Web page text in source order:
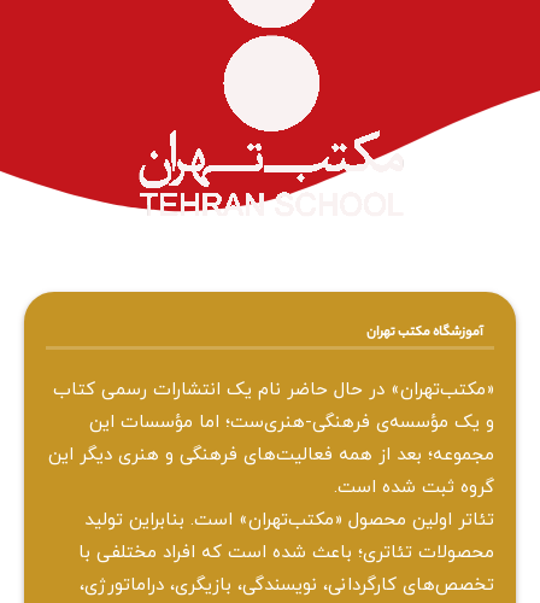
آموزشگاه مکتب تهران
«مکتب‌تهران» در حال حاضر نام یک انتشارات رسمی کتاب
و یک مؤسسه‌ی فرهنگی-هنری‌ست؛ اما مؤسسات این
مجموعه؛ بعد از همه‌ فعالیت‌های فرهنگی و هنری دیگر این
گروه ثبت شده است.
تئاتر اولین محصول «مکتب‌تهران» است. بنابراین تولید
محصولات تئاتری؛ باعث شده است که افراد مختلفی با
تخصص‌های کارگردانی، نویسندگی، بازیگری، دراماتورژی،